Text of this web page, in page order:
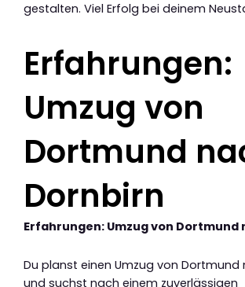
gestalten. Viel Erfolg bei deinem
Erfahrungen:
Umzug von
Dortmund
Dornbirn
Erfahrungen: Umzug von Dortmund
Du planst einen Umzug von Dortmund
und suchst nach einem zuverlässigen